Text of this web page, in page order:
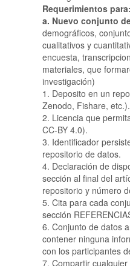
Requerimientos para:
a. Nuevo conjunto
demográficos,
cualitativos y
encuesta,
materiales, que
investigación)
1. Deposito en un
Zenodo, Fishare, etc.).
2. Licencia que
CC-BY 4.0).
3. Identificador
repositorio de datos.
4. Declaración de
sección al final del
repositorio y número
5. Cita para cada
sección
6. Conjunto de datos
contener ninguna
con los participantes
7. Compartir